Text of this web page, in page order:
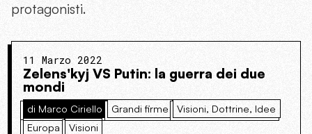
protagonisti.
11 Marzo 2022
Zelens'kyj VS Putin: la guerra dei due
mondi
di Marco Ciriello Grandi firme
Visioni, Dottrine, Idee
Europa
Visioni